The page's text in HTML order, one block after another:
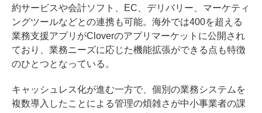
約サービスや会計ソフト、EC、デリバリー、マーケティ
ングツールなどとの連携も可能。海外では400を超える
業務支援アプリがCloverのアプリマーケットに公開され
ており、業務ニーズに応じた機能拡張ができる点も特徴
のひとつとなっている。
キャッシュレス化が進む一方で、個別の業務システムを
複数導入したことによる管理の煩雑さが中小事業者の課